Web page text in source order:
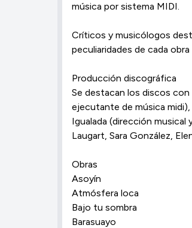
música por sistema MIDI.
Críticos y musicólogos
peculiaridades de cada obra
Producción discográfica
Se destacan los discos
ejecutante de música midi),
Igualada (dirección
Laugart, Sara González,
Obras
Asoyín
Atmósfera loca
Bajo tu sombra
Barasuayo